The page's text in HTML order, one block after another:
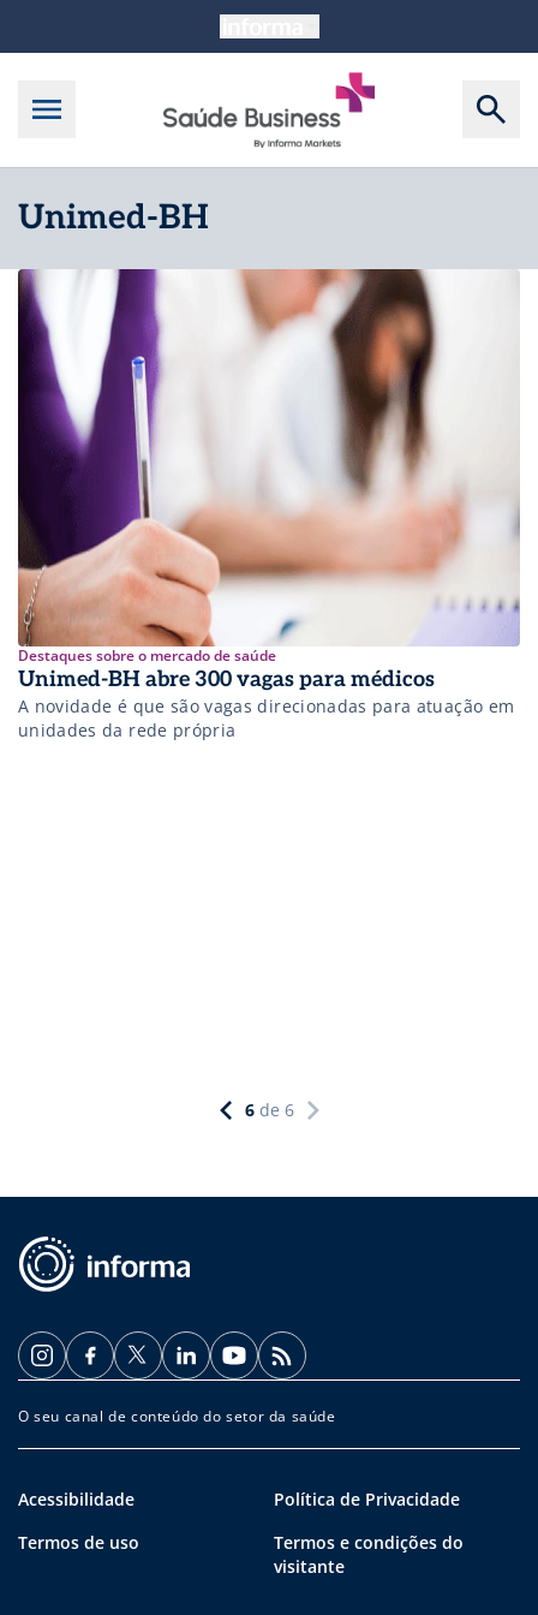
Unimed-BH
Destaques sobre o mercado de saúde
Unimed-BH abre 300 vagas para médicos
A novidade é que são vagas direcionadas para atuação em
unidades da rede própria
6 de 6
O seu canal de conteúdo do setor da saúde
Acessibilidade
Política de Privacidade
Termos de uso
Termos e condições do
visitante